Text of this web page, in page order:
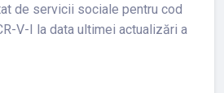
de servicii sociale pentru cod
V-I la data ultimei actualizări a